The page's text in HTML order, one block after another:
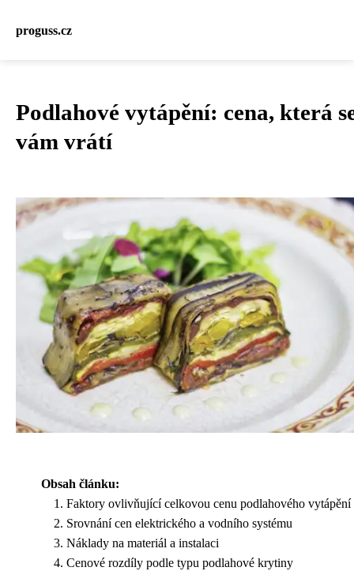
proguss.cz
Podlahové vytápění: cena, která
vám vrátí
Obsah článku:
Faktory ovlivňující celkovou cenu podlahového vytápění
Srovnání cen elektrického a vodního systému
Náklady na materiál a instalaci
Cenové rozdíly podle typu podlahové krytiny